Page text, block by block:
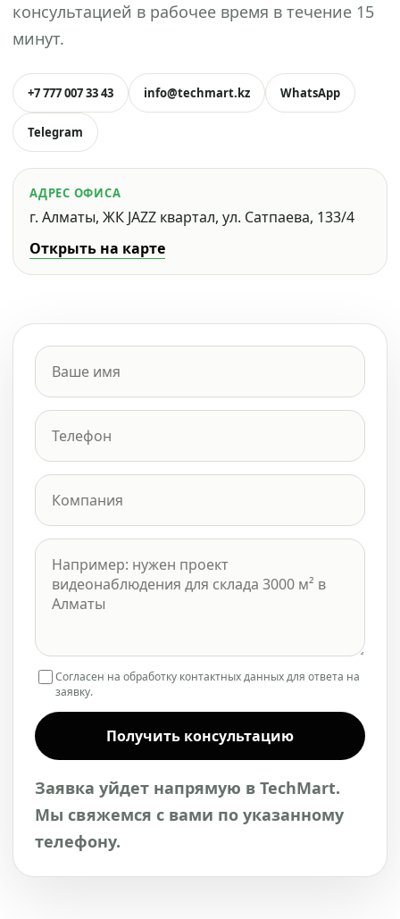
консультацией в рабочее время в течение 15
минут.
+7 777 007 33 43 info@techmart.kz WhatsApp
Telegram
АДРЕС ОФИСА
г. Алматы, ЖК JAZZ квартал, ул. Сатпаева, 133/4
Открыть на карте
Согласен на обработку контактных данных для ответа на
заявку.
Получить консультацию
Заявка уйдет напрямую в TechMart.
Мы свяжемся с вами по указанному
телефону.